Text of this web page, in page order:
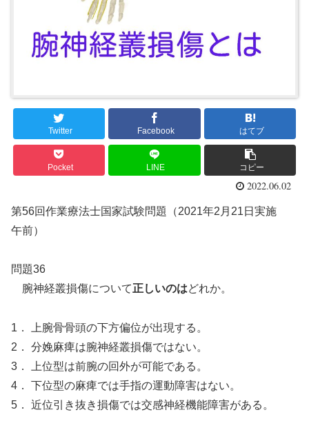
Twitter Facebook はてブ
Pocket LINE コピー
2022.06.02
第56回作業療法士国家試験問題（2021年2月21日実施
午前）
問題36
腕神経叢損傷について正しいのはどれか。
1． 上腕骨骨頭の下方偏位が出現する。
2． 分娩麻痺は腕神経叢損傷ではない。
3． 上位型は前腕の回外が可能である。
4． 下位型の麻痺では手指の運動障害はない。
5． 近位引き抜き損傷では交感神経機能障害がある。